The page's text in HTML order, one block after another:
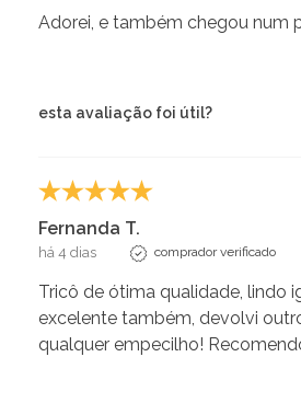
Adorei, e também chegou num
esta avaliação foi útil?
Fernanda T.
há 4 dias comprador verificado
Tricô de ótima qualidade, lindo
excelente também, devolvi
qualquer empecilho!